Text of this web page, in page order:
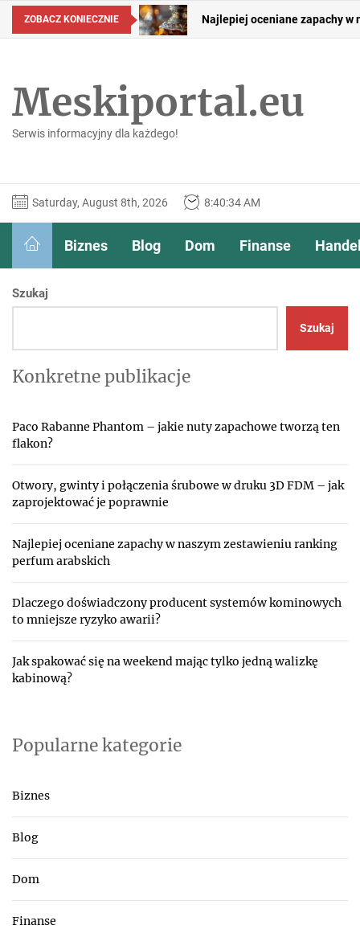
Skip
ZOBACZ KONIECZNIE Dlaczego doświadczony
Paco Rabanne Phantom –
Dlaczego doświadczony
Jak spakować się na
Meskiportal.eu
Serwis informacyjny dla każdego!
Saturday, August 8th, 2026 8:40:35 AM
Biznes Blog Dom Finanse Handel
Szukaj
Szukaj
Konkretne publikacje
Paco Rabanne Phantom – jakie nuty zapachowe tworzą ten
flakon?
Otwory, gwinty i połączenia śrubowe w druku 3D FDM – jak
zaprojektować je poprawnie
Najlepiej oceniane zapachy w naszym zestawieniu ranking
perfum arabskich
Dlaczego doświadczony producent systemów kominowych
to mniejsze ryzyko awarii?
Jak spakować się na weekend mając tylko jedną walizkę
kabinową?
Popularne kategorie
Biznes
Blog
Dom
Finanse